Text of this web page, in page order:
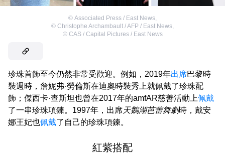
© Associated Press / East News,
© Christophe Archambault / AFP / East News,
© CAS / Capital Pictures / East News
珍珠首飾至今仍然非常受歡迎。例如，2019年出席巴黎時
裝週時，詹妮弗·勞倫斯在迪奧時裝秀上就佩戴了珍珠配
飾；傑西卡·查斯坦也曾在2017年的amfAR慈善活動上佩戴
了一串珍珠項鍊。1997年，出席天鵝湖芭蕾舞劇時，戴安
娜王妃也佩戴了自己的珍珠項鍊。
紅紫搭配